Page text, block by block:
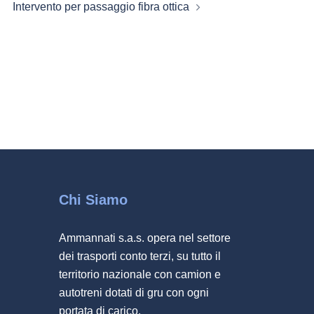
Intervento per passaggio fibra ottica
Chi Siamo
Ammannati s.a.s. opera nel settore
dei trasporti conto terzi, su tutto il
territorio nazionale con camion e
autotreni dotati di gru con ogni
portata di carico.